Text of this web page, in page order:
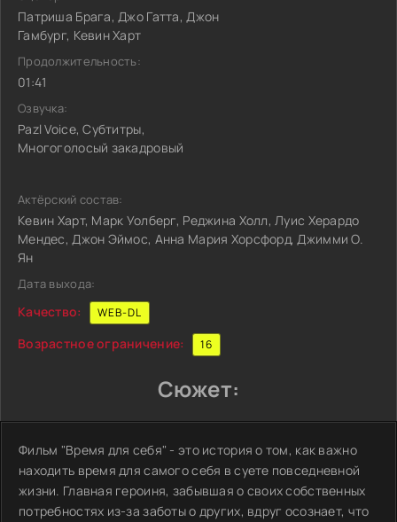
Патриша Брага, Джо Гатта, Джон
Гамбург, Кевин Харт
Продолжительность:
01:41
Озвучка:
Pazl Voice, Субтитры,
Многоголосый закадровый
Актёрский состав:
Кевин Харт, Марк Уолберг, Реджина Холл, Луис Херардо
Мендес, Джон Эймос, Анна Мария Хорсфорд, Джимми О.
Ян
Дата выхода:
Качество: WEB-DL
Возрастное ограничение: 16
Сюжет:
Фильм "Время для себя" - это история о том, как важно
находить время для самого себя в суете повседневной
жизни. Главная героиня, забывшая о своих собственных
потребностях из-за заботы о других, вдруг осознает, что